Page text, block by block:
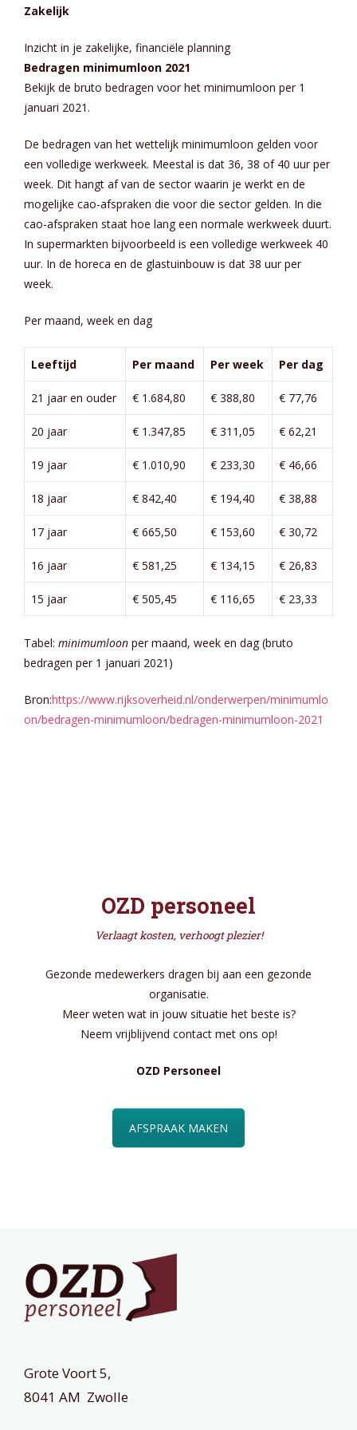
Zakelijk
Inzicht in je zakelijke, financiële planning
Bedragen minimumloon 2021
Bekijk de bruto bedragen voor het minimumloon per 1
januari 2021.
De bedragen van het wettelijk minimumloon gelden voor
een volledige werkweek. Meestal is dat 36, 38 of 40 uur per
week. Dit hangt af van de sector waarin je werkt en de
mogelijke cao-afspraken die voor die sector gelden. In die
cao-afspraken staat hoe lang een normale werkweek duurt.
In supermarkten bijvoorbeeld is een volledige werkweek 40
uur. In de horeca en de glastuinbouw is dat 38 uur per
week.
Per maand, week en dag
Leeftijd Per maand Per week Per dag
21 jaar en ouder € 1.684,80 € 388,80 € 77,76
20 jaar € 1.347,85 € 311,05 € 62,21
19 jaar € 1.010,90 € 233,30 € 46,66
18 jaar € 842,40 € 194,40 € 38,88
17 jaar € 665,50 € 153,60 € 30,72
16 jaar € 581,25 € 134,15 € 26,83
15 jaar € 505,45 € 116,65 € 23,33
Tabel: minimumloon per maand, week en dag (bruto
bedragen per 1 januari 2021)
Bron:https://www.rijksoverheid.nl/onderwerpen/minimumlo
on/bedragen-minimumloon/bedragen-minimumloon-2021
OZD personeel
Verlaagt kosten, verhoogt plezier!
Gezonde medewerkers dragen bij aan een gezonde
organisatie.
Meer weten wat in jouw situatie het beste is?
Neem vrijblijvend contact met ons op!
OZD Personeel
AFSPRAAK MAKEN
Grote Voort 5,
8041 AM Zwolle